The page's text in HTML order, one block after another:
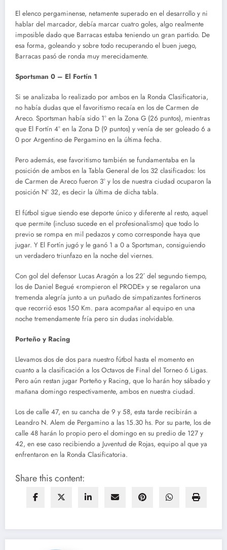
El elenco pergaminense, netamente superado en el desarrollo y ni
hablar del marcador, debía marcar cuatro goles, algo realmente
imposible dado que Barracas estaba teniendo un gran partido. De
esa forma, goleando y sobre todo recuperando el buen juego,
Barracas pasó de ronda muy merecidamente.
Sportsman 0 – El Fortín 1
Si se analizaba lo realizado por ambos en la Ronda Clasificatoria,
no había dudas que el favoritismo recaía en los de Carmen de
Areco. Sportsman había sido 1° en la Zona G (26 puntos), mientras
que El Fortín 4° en la Zona D (9 puntos) y venía de ser goleado 6 a
0 por Argentino de Pergamino en la última fecha.
Pero además, ese favoritismo también se fundamentaba en la
posición de ambos en la Tabla General de los 32 clasificados: los
de Carmen de Areco fueron 3° y los de nuestra ciudad ocuparon la
posición N° 32, es decir la última de dicha tabla.
El fútbol sigue siendo ese deporte único y diferente al resto, aquel
que permite (incluso sucede en el profesionalismo) que todo lo
previo se rompa en mil pedazos y como corresponde haya que
jugar. Y El Fortín jugó y le ganó 1 a 0 a Sportsman, consiguiendo
un verdadero triunfazo en la noche del viernes.
Con gol del defensor Lucas Aragón a los 22′ del segundo tiempo,
los de Daniel Begué «rompieron el PRODE» y se regalaron una
tremenda alegría junto a un puñado de simpatizantes fortineros
que recorrió esos 150 Km. para acompañar al equipo en una
noche tremendamente fría pero sin dudas inolvidable.
Porteño y Racing
Llevamos dos de dos para nuestro fútbol hasta el momento en
cuanto a la clasificación a los Octavos de Final del Torneo 6 Ligas.
Pero aún restan jugar Porteño y Racing, que lo harán hoy sábado y
mañana domingo respectivamente, ambos en nuestra ciudad.
Los de calle 47, en su cancha de 9 y 58, esta tarde recibirán a
Leandro N. Alem de Pergamino a las 15.30 hs. Por su parte, los de
calle 48 harán lo propio pero el domingo en su predio de 127 y
42, en ese caso recibiendo a Juventud de Rojas, equipo al que ya
enfrentaron en la Ronda Clasificatoria.
Share this content: